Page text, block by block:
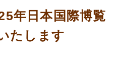
年日本国際博覧
たします